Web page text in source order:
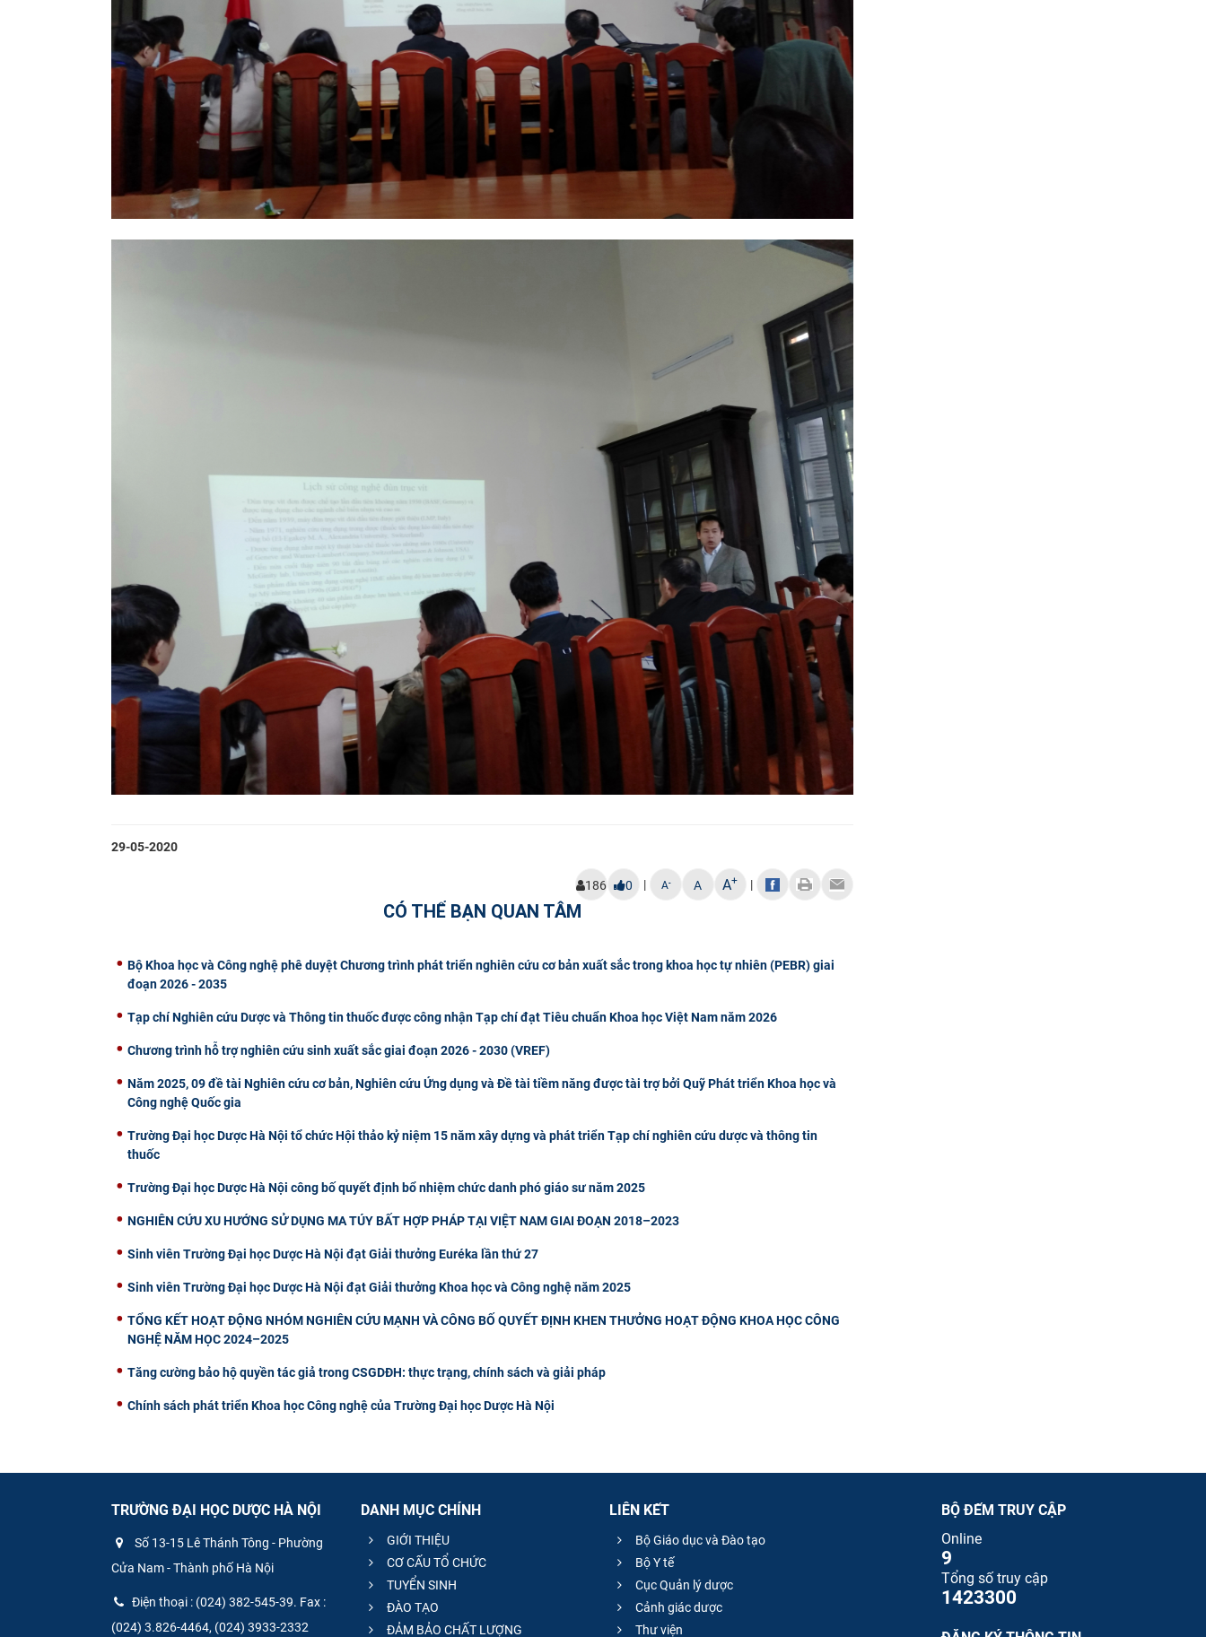
29-05-2020
186 0 | A- A A+ |
CÓ THỂ BẠN QUAN TÂM
Bộ Khoa học và Công nghệ phê duyệt Chương trình phát triển nghiên cứu cơ bản xuất sắc trong khoa học tự nhiên (PEBR) giai
đoạn 2026 - 2035
Tạp chí Nghiên cứu Dược và Thông tin thuốc được công nhận Tạp chí đạt Tiêu chuẩn Khoa học Việt Nam năm 2026
Chương trình hỗ trợ nghiên cứu sinh xuất sắc giai đoạn 2026 - 2030 (VREF)
Năm 2025, 09 đề tài Nghiên cứu cơ bản, Nghiên cứu Ứng dụng và Đề tài tiềm năng được tài trợ bởi Quỹ Phát triển Khoa học và
Công nghệ Quốc gia
Trường Đại học Dược Hà Nội tổ chức Hội thảo kỷ niệm 15 năm xây dựng và phát triển Tạp chí nghiên cứu dược và thông tin
thuốc
Trường Đại học Dược Hà Nội công bố quyết định bổ nhiệm chức danh phó giáo sư năm 2025
NGHIÊN CỨU XU HƯỚNG SỬ DỤNG MA TÚY BẤT HỢP PHÁP TẠI VIỆT NAM GIAI ĐOẠN 2018–2023
Sinh viên Trường Đại học Dược Hà Nội đạt Giải thưởng Euréka lần thứ 27
Sinh viên Trường Đại học Dược Hà Nội đạt Giải thưởng Khoa học và Công nghệ năm 2025
TỔNG KẾT HOẠT ĐỘNG NHÓM NGHIÊN CỨU MẠNH VÀ CÔNG BỐ QUYẾT ĐỊNH KHEN THƯỞNG HOẠT ĐỘNG KHOA HỌC CÔNG
NGHỆ NĂM HỌC 2024–2025
Tăng cường bảo hộ quyền tác giả trong CSGDĐH: thực trạng, chính sách và giải pháp
Chính sách phát triển Khoa học Công nghệ của Trường Đại học Dược Hà Nội
TRƯỜNG ĐẠI HỌC DƯỢC HÀ NỘI
Số 13-15 Lê Thánh Tông - Phường
Cửa Nam - Thành phố Hà Nội
Điện thoại : (024) 382-545-39. Fax :
(024) 3.826-4464, (024) 3933-2332
DANH MỤC CHÍNH
GIỚI THIỆU
CƠ CẤU TỔ CHỨC
TUYỂN SINH
ĐÀO TẠO
ĐẢM BẢO CHẤT LƯỢNG
LIÊN KẾT
Bộ Giáo dục và Đào tạo
Bộ Y tế
Cục Quản lý dược
Cảnh giác dược
Thư viện
BỘ ĐẾM TRUY CẬP
Online
9
Tổng số truy cập
1423300